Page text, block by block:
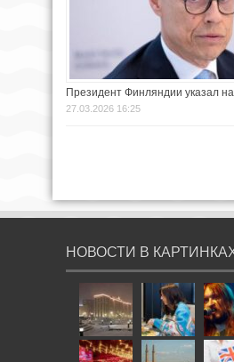
Президент Финляндии указал
27.03.2026 16:25
НОВОСТИ В